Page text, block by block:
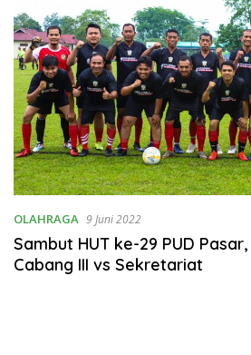
OLAHRAGA 9 Juni 2022
Sambut HUT ke-29 PUD
Cabang III vs Sekretariat